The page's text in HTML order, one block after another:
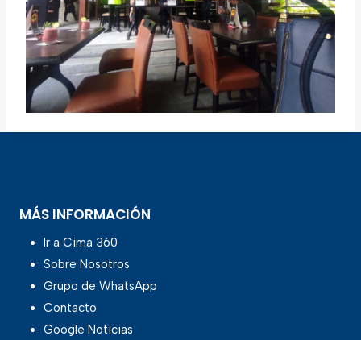
MÁS INFORMACIÓN
Ir a Cima 360
Sobre Nosotros
Grupo de WhatsApp
Contacto
Google Noticias